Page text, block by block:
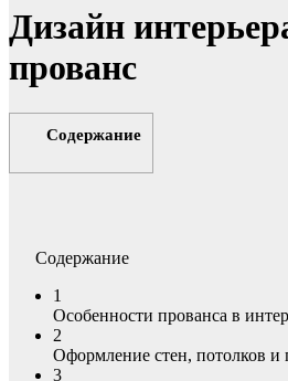
Дизайн
прованс
Содержание
Содержание
1
Особенности прованса в
2
Оформление стен, потолков и
3